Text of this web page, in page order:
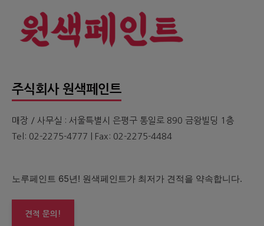
주식회사 원색페인트
매장 / 사무실 : 서울특별시 은평구 통일로 890 금왕빌딩 1층
Tel: 02-2275-4777 | Fax: 02-2275-4484
노루페인트 65년! 원색페인트가 최저가 견적을 약속합니다.
견적 문의!